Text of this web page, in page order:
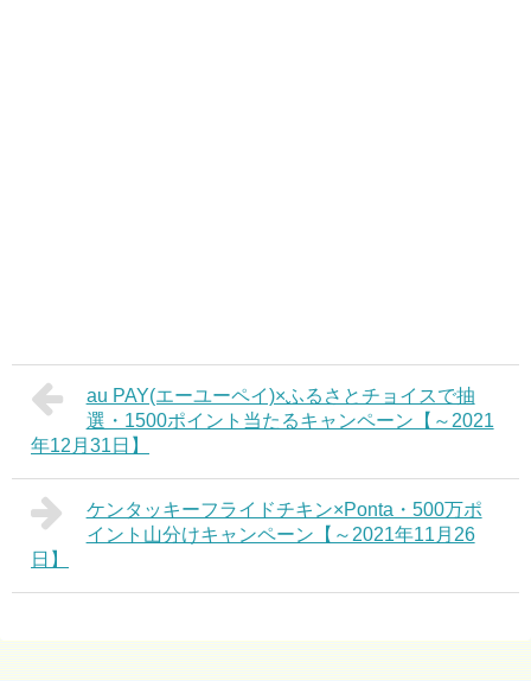
au PAY(エーユーペイ)×ふるさとチョイスで抽
選・1500ポイント当たるキャンペーン【～2021
年12月31日】
ケンタッキーフライドチキン×Ponta・500万ポ
イント山分けキャンペーン【～2021年11月26
日】